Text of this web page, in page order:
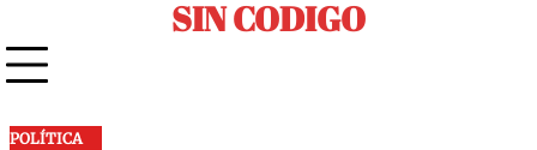
to
content
SIN CODIGO
POLÍTICA